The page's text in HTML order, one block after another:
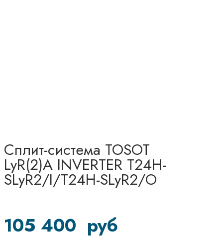
Сплит-система TOSOT
LyR(2)A INVERTER T24H-
SLyR2/I/T24H-SLyR2/O
105 400 руб